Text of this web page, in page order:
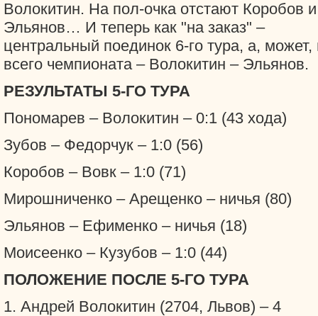
Волокитин. На пол-очка отстают Коробов и
Эльянов… И теперь как "на заказ" –
центральный поединок 6-го тура, а, может,
всего чемпионата – Волокитин – Эльянов.
РЕЗУЛЬТАТЫ 5-ГО ТУРА
Пономарев – Волокитин – 0:1 (43 хода)
Зубов – Федорчук – 1:0 (56)
Коробов – Вовк – 1:0 (71)
Мирошниченко – Арещенко – ничья (80)
Эльянов – Ефименко – ничья (18)
Моисеенко – Кузубов – 1:0 (44)
ПОЛОЖЕНИЕ ПОСЛЕ 5-ГО ТУРА
1. Андрей Волокитин (2704, Львов) – 4